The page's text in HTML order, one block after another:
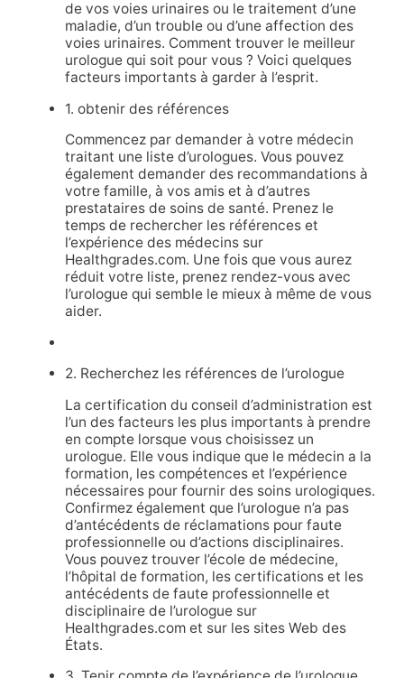
de vos voies urinaires ou le traitement d’une
maladie, d’un trouble ou d’une affection des
voies urinaires. Comment trouver le meilleur
urologue qui soit pour vous ? Voici quelques
facteurs importants à garder à l’esprit.
1. obtenir des références
Commencez par demander à votre médecin
traitant une liste d’urologues. Vous pouvez
également demander des recommandations à
votre famille, à vos amis et à d’autres
prestataires de soins de santé. Prenez le
temps de rechercher les références et
l’expérience des médecins sur
Healthgrades.com. Une fois que vous aurez
réduit votre liste, prenez rendez-vous avec
l’urologue qui semble le mieux à même de vous
aider.
2. Recherchez les références de l’urologue
La certification du conseil d’administration est
l’un des facteurs les plus importants à prendre
en compte lorsque vous choisissez un
urologue. Elle vous indique que le médecin a la
formation, les compétences et l’expérience
nécessaires pour fournir des soins urologiques.
Confirmez également que l’urologue n’a pas
d’antécédents de réclamations pour faute
professionnelle ou d’actions disciplinaires.
Vous pouvez trouver l’école de médecine,
l’hôpital de formation, les certifications et les
antécédents de faute professionnelle et
disciplinaire de l’urologue sur
Healthgrades.com et sur les sites Web des
États.